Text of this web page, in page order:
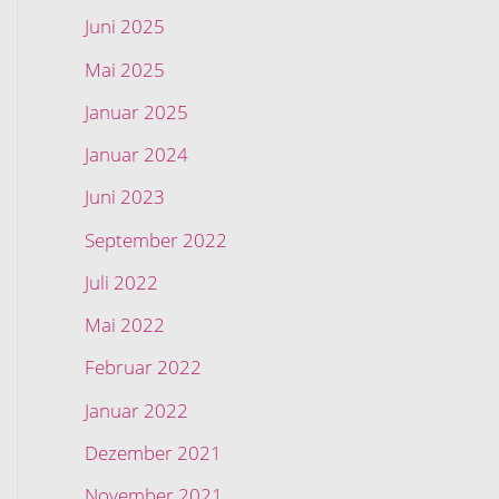
Juni 2025
Mai 2025
Januar 2025
Januar 2024
Juni 2023
September 2022
Juli 2022
Mai 2022
Februar 2022
Januar 2022
Dezember 2021